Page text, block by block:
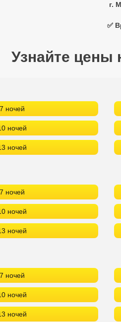
г.
✅
Узнайте цены
7 ночей
ночей
ночей
7 ночей
ночей
ночей
7 ночей
ночей
ночей